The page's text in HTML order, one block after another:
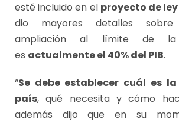
esté incluido en el proyecto de ley
dio mayores detalles
ampliación al límite de
es actualmente el 40% del PIB.
“Se debe establecer cuál es
país, qué necesita y cómo
además dijo que en su